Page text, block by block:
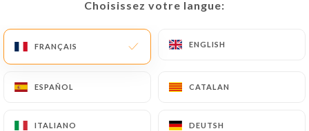
Choisissez votre langue:
FRANÇAIS ENGLISH
ESPAÑOL CATALAN
ITALIANO DEUTSH
ACCUEIL/CONTACT
Choisissez votre langue:
FRANÇAIS ENGLISH
ESPAÑOL CATALAN
ITALIANO DEUTSH